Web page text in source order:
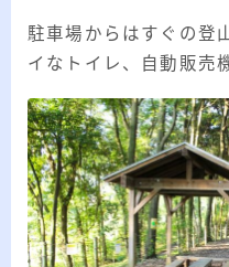
駐車場からはすぐの登
イなトイレ、自動販売